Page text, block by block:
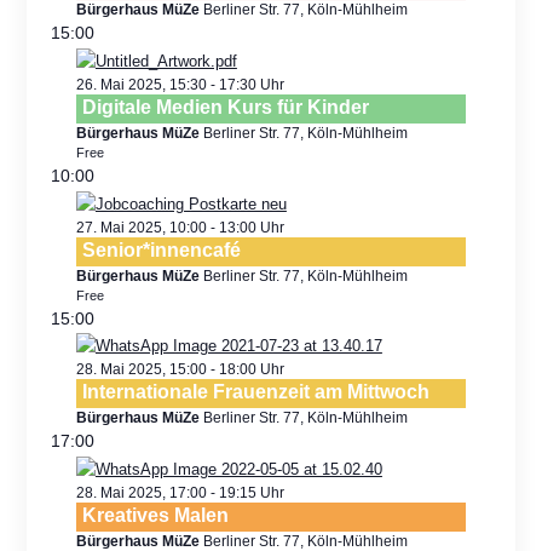
Bürgerhaus MüZe Berliner Str. 77, Köln-Mühlheim
15:00
26. Mai 2025, 15:30- 17:30
Digitale Medien Kurs für Kinder
Bürgerhaus MüZe Berliner Str. 77, Köln-Mühlheim
Free
10:00
27. Mai 2025, 10:00- 13:00
Senior*innencafé
Bürgerhaus MüZe Berliner Str. 77, Köln-Mühlheim
Free
15:00
28. Mai 2025, 15:00- 18:00
Internationale Frauenzeit am Mittwoch
Bürgerhaus MüZe Berliner Str. 77, Köln-Mühlheim
17:00
28. Mai 2025, 17:00- 19:15
Kreatives Malen
Bürgerhaus MüZe Berliner Str. 77, Köln-Mühlheim